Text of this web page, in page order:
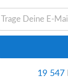
19 547